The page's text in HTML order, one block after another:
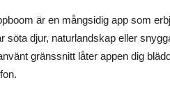
är en mångsidig app som
söta djur, naturlandskap eller
gränssnitt låter appen dig